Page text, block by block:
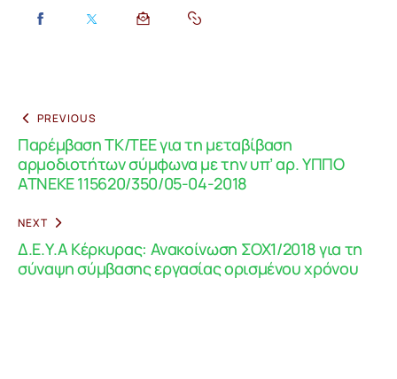
PREVIOUS
Παρέμβαση ΤΚ/ΤΕΕ για τη μεταβίβαση
αρμοδιοτήτων σύμφωνα με την υπ’ αρ. ΥΠΠΟ
ΑΤΝΕΚΕ 115620/350/05-04-2018
NEXT
Δ.Ε.Υ.Α Κέρκυρας: Ανακοίνωση ΣΟΧ1/2018 για τη
σύναψη σύμβασης εργασίας ορισμένου χρόνου